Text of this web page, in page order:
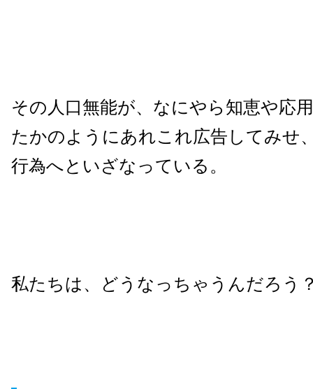
その人口無能が、なにやら知恵や応
たかのようにあれこれ広告してみせ
行為へといざなっている。
私たちは、どうなっちゃうんだろう